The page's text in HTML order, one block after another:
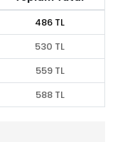
486 TL
530 TL
559 TL
588 TL